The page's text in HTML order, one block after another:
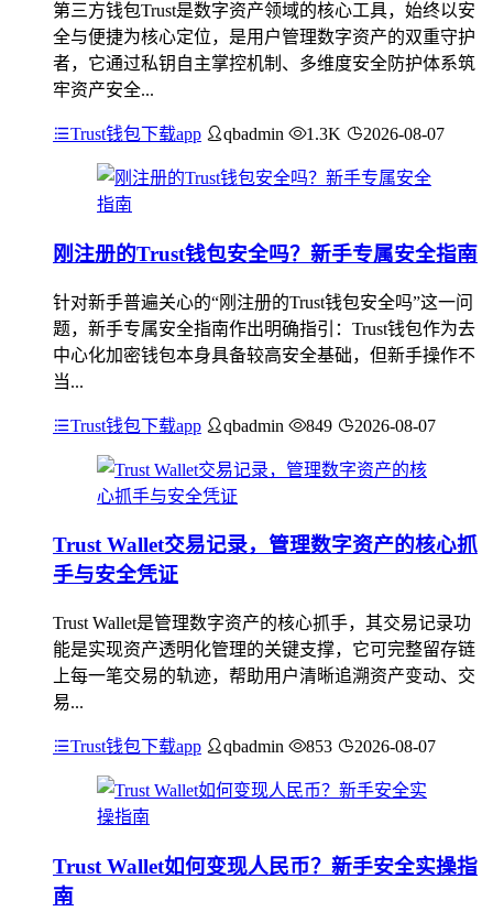
第三方钱包Trust是数字资产领域的核心工具，始终以安
全与便捷为核心定位，是用户管理数字资产的双重守护
者，它通过私钥自主掌控机制、多维度安全防护体系筑
牢资产安全...
Trust钱包下载app qbadmin 1.3K 2026-08-07
刚注册的Trust钱包安全吗？新手专属安全指南
针对新手普遍关心的“刚注册的Trust钱包安全吗”这一问
题，新手专属安全指南作出明确指引：Trust钱包作为去
中心化加密钱包本身具备较高安全基础，但新手操作不
当...
Trust钱包下载app qbadmin 849 2026-08-07
Trust Wallet交易记录，管理数字资产的核心抓
手与安全凭证
Trust Wallet是管理数字资产的核心抓手，其交易记录功
能是实现资产透明化管理的关键支撑，它可完整留存链
上每一笔交易的轨迹，帮助用户清晰追溯资产变动、交
易...
Trust钱包下载app qbadmin 853 2026-08-07
Trust Wallet如何变现人民币？新手安全实操指
南